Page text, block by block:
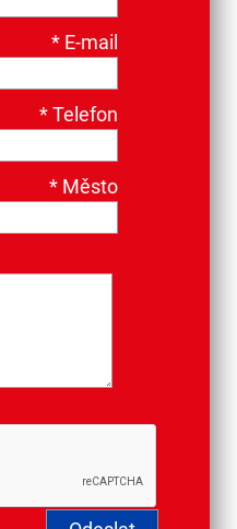
*E-mail
*Telefon
*Město